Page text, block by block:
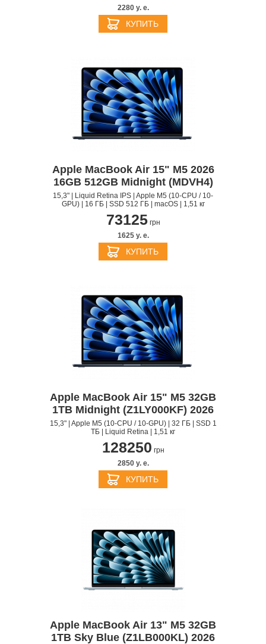
2280 y. e.
КУПИТЬ
Apple MacBook Air 15" M5 2026
16GB 512GB Midnight (MDVH4)
15,3" | Liquid Retina IPS | Apple M5 (10-CPU / 10-
GPU) | 16 ГБ | SSD 512 ГБ | macOS | 1,51 кг
73125грн
1625 y. e.
КУПИТЬ
Apple MacBook Air 15" M5 32GB
1TB Midnight (Z1LY000KF) 2026
15,3" | Apple M5 (10-CPU / 10-GPU) | 32 ГБ | SSD 1
ТБ | Liquid Retina | 1,51 кг
128250 грн
2850 y. e.
КУПИТЬ
Apple MacBook Air 13" M5 32GB
1TB Sky Blue (Z1LB000KL) 2026